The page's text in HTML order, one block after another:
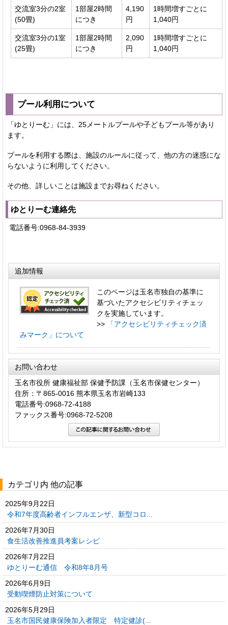
交流室3分の2室
(50畳)
1部屋2時間
につき
4,190
円
1時間増すごとに
1,040円
交流室3分の1室
(25畳)
1部屋2時間
につき
2,090
円
1時間増すごとに
1,040円
プール利用について
「ゆとりーむ」には、25メートルプールや子どもプール等があり
ます。
プールを利用する際は、施設のルールに従って、他の方の迷惑にな
らないように利用してください。
その他、詳しいことは施設までお尋ねください。
ゆとりーむ連絡先
電話番号:0968-84-3939
追加情報
このページは玉名市独自の基準に
基づいたアクセシビリティチェッ
クを実施しています。
>>
「アクセシビリティチェック済
みマーク」について
お問い合わせ
玉名市役所 健康福祉部 保健予防課（玉名市保健センター）
住所：〒865-0016 熊本県玉名市岩崎133
電話番号:0968-72-4188
ファックス番号:0968-72-5208
カテゴリ内 他の記事
2025年9月22日
令和7年度高齢者インフルエンザ、新型コロ...
2026年7月30日
食生活改善推進員考案レシピ
2026年7月22日
ゆとりーむ通信 令和8年8月号
2026年6月9日
受動喫煙防止対策について
2026年5月29日
玉名市国民健康保険加入者限定 特定健診(...